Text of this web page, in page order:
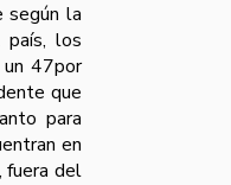
según la
paí­s, los
47por
que
para
en
fuera del